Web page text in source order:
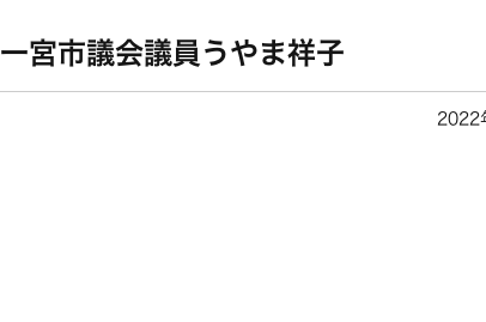
市議会議員うやま祥子
2022